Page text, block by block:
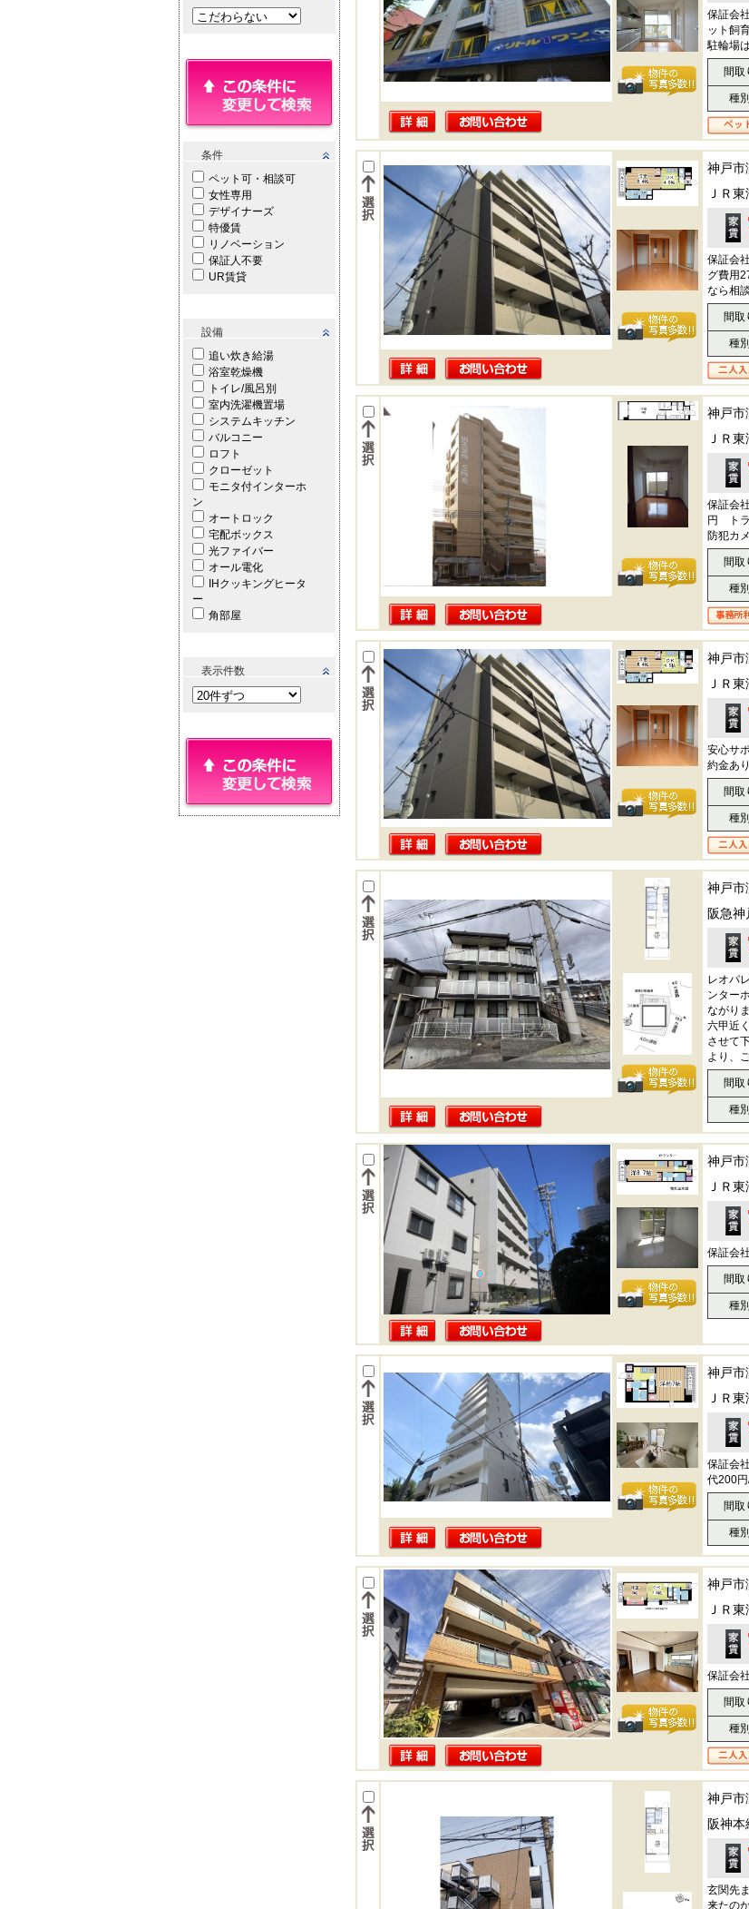
条件
ペット可・相談可
女性専用
デザイナーズ
特優賃
リノベーション
保証人不要
UR賃貸
設備
追い炊き給湯
浴室乾燥機
トイレ/風呂別
室内洗濯機置場
システムキッチン
バルコニー
ロフト
クローゼット
モニタ付インターホ
ン
オートロック
宅配ボックス
光ファイバー
オール電化
IHクッキングヒータ
ー
角部屋
表示件数
保証会
ット飼
駐輪場
間取
種別
神戸市
ＪＲ
保証会
グ費用
なら相
間取
種別
神戸市
ＪＲ
保証会
円 トラ
防犯カ
間取
種別
神戸市
ＪＲ
安心サ
約金あ
間取
種別
神戸市
阪急神
レオパ
ンター
ながり
六甲近
させて
より、
間取
種別
神戸市
ＪＲ
保証会
間取
種別
神戸市
ＪＲ
保証会
代200円
間取
種別
神戸市
ＪＲ
保証会
間取
種別
神戸市
阪神本
玄関先
来たの